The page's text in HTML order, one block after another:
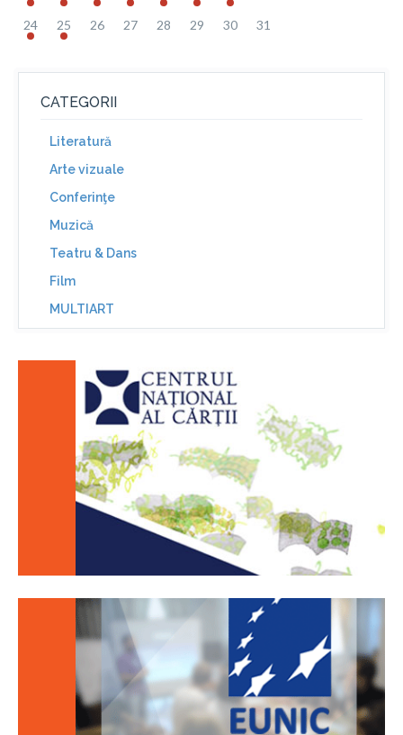
24 25 26 27 28 29 30 31
CATEGORII
Literatură
Arte vizuale
Conferinţe
Muzică
Teatru & Dans
Film
MULTIART